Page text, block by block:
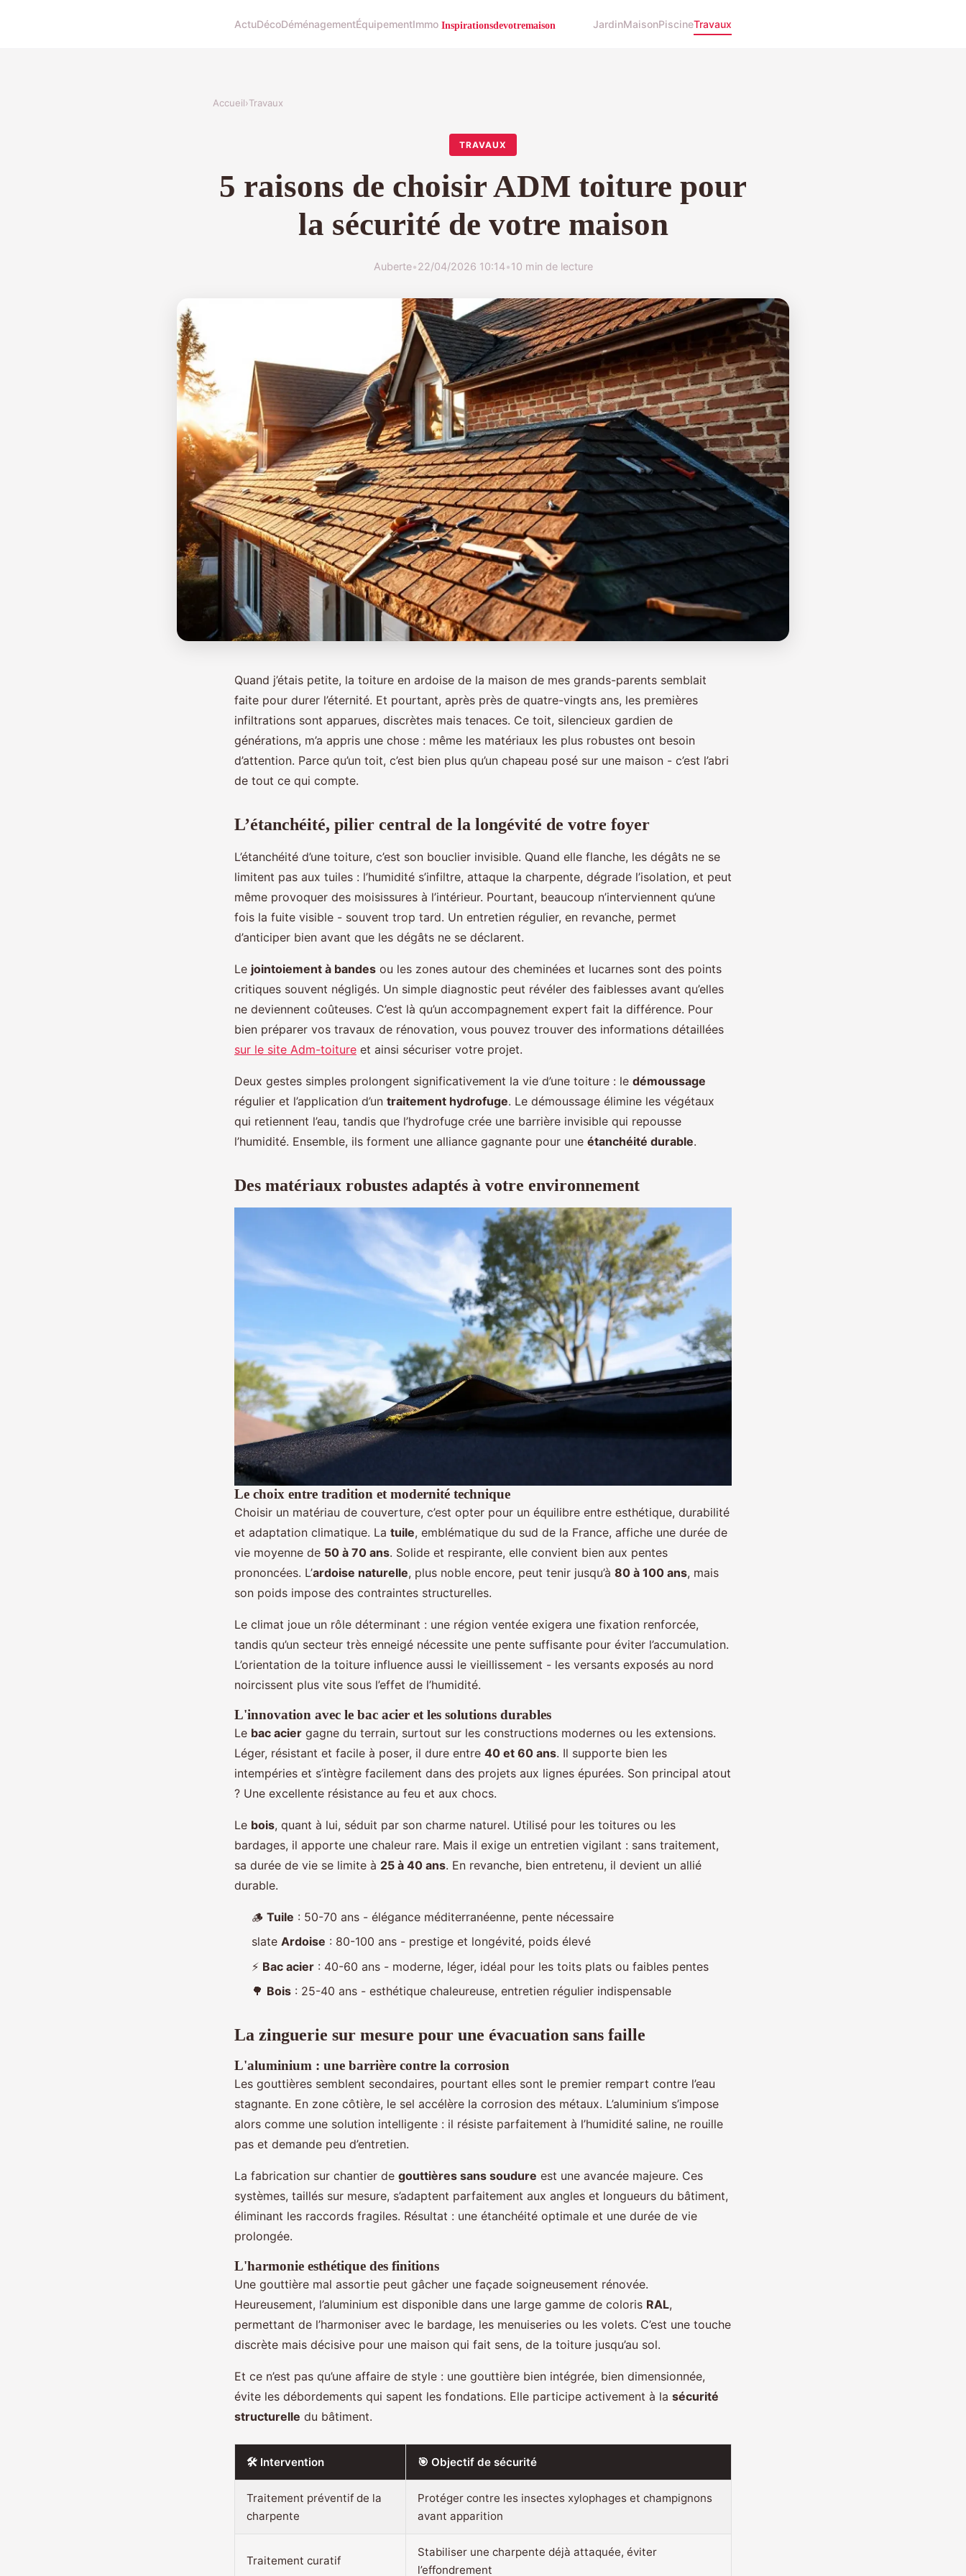
ActuDécoDéménagementÉquipementImmo JardinMaisonPiscineTravaux
Accueil›Travaux
TRAVAUX
5 raisons de choisir ADM toiture pour
la sécurité de votre maison
Auberte•22/04/2026 10:14•10 min de lecture
Quand j’étais petite, la toiture en ardoise de la maison de mes grands-parents semblait
faite pour durer l’éternité. Et pourtant, après près de quatre-vingts ans, les premières
infiltrations sont apparues, discrètes mais tenaces. Ce toit, silencieux gardien de
générations, m’a appris une chose : même les matériaux les plus robustes ont besoin
d’attention. Parce qu’un toit, c’est bien plus qu’un chapeau posé sur une maison - c’est l’abri
de tout ce qui compte.
L’étanchéité, pilier central de la longévité de votre foyer
L’étanchéité d’une toiture, c’est son bouclier invisible. Quand elle flanche, les dégâts ne se
limitent pas aux tuiles : l’humidité s’infiltre, attaque la charpente, dégrade l’isolation, et peut
même provoquer des moisissures à l’intérieur. Pourtant, beaucoup n’interviennent qu’une
fois la fuite visible - souvent trop tard. Un entretien régulier, en revanche, permet
d’anticiper bien avant que les dégâts ne se déclarent.
Le jointoiement à bandes ou les zones autour des cheminées et lucarnes sont des points
critiques souvent négligés. Un simple diagnostic peut révéler des faiblesses avant qu’elles
ne deviennent coûteuses. C’est là qu’un accompagnement expert fait la différence. Pour
bien préparer vos travaux de rénovation, vous pouvez trouver des informations détaillées
sur le site Adm-toiture et ainsi sécuriser votre projet.
Deux gestes simples prolongent significativement la vie d’une toiture : le démoussage
régulier et l’application d’un traitement hydrofuge. Le démoussage élimine les végétaux
qui retiennent l’eau, tandis que l’hydrofuge crée une barrière invisible qui repousse
l’humidité. Ensemble, ils forment une alliance gagnante pour une étanchéité durable.
Des matériaux robustes adaptés à votre environnement
Le choix entre tradition et modernité technique
Choisir un matériau de couverture, c’est opter pour un équilibre entre esthétique, durabilité
et adaptation climatique. La tuile, emblématique du sud de la France, affiche une durée de
vie moyenne de 50 à 70 ans. Solide et respirante, elle convient bien aux pentes
prononcées. L’ardoise naturelle, plus noble encore, peut tenir jusqu’à 80 à 100 ans, mais
son poids impose des contraintes structurelles.
Le climat joue un rôle déterminant : une région ventée exigera une fixation renforcée,
tandis qu’un secteur très enneigé nécessite une pente suffisante pour éviter l’accumulation.
L’orientation de la toiture influence aussi le vieillissement - les versants exposés au nord
noircissent plus vite sous l’effet de l’humidité.
L'innovation avec le bac acier et les solutions durables
Le bac acier gagne du terrain, surtout sur les constructions modernes ou les extensions.
Léger, résistant et facile à poser, il dure entre 40 et 60 ans. Il supporte bien les
intempéries et s’intègre facilement dans des projets aux lignes épurées. Son principal atout
? Une excellente résistance au feu et aux chocs.
Le bois, quant à lui, séduit par son charme naturel. Utilisé pour les toitures ou les
bardages, il apporte une chaleur rare. Mais il exige un entretien vigilant : sans traitement,
sa durée de vie se limite à 25 à 40 ans. En revanche, bien entretenu, il devient un allié
durable.
🪵 Tuile : 50-70 ans - élégance méditerranéenne, pente nécessaire
slate Ardoise : 80-100 ans - prestige et longévité, poids élevé
⚡ Bac acier : 40-60 ans - moderne, léger, idéal pour les toits plats ou faibles pentes
🌳 Bois : 25-40 ans - esthétique chaleureuse, entretien régulier indispensable
La zinguerie sur mesure pour une évacuation sans faille
L'aluminium : une barrière contre la corrosion
Les gouttières semblent secondaires, pourtant elles sont le premier rempart contre l’eau
stagnante. En zone côtière, le sel accélère la corrosion des métaux. L’aluminium s’impose
alors comme une solution intelligente : il résiste parfaitement à l’humidité saline, ne rouille
pas et demande peu d’entretien.
La fabrication sur chantier de gouttières sans soudure est une avancée majeure. Ces
systèmes, taillés sur mesure, s’adaptent parfaitement aux angles et longueurs du bâtiment,
éliminant les raccords fragiles. Résultat : une étanchéité optimale et une durée de vie
prolongée.
L'harmonie esthétique des finitions
Une gouttière mal assortie peut gâcher une façade soigneusement rénovée.
Heureusement, l’aluminium est disponible dans une large gamme de coloris RAL,
permettant de l’harmoniser avec le bardage, les menuiseries ou les volets. C’est une touche
discrète mais décisive pour une maison qui fait sens, de la toiture jusqu’au sol.
Et ce n’est pas qu’une affaire de style : une gouttière bien intégrée, bien dimensionnée,
évite les débordements qui sapent les fondations. Elle participe activement à la sécurité
structurelle du bâtiment.
🛠️ Intervention 🎯 Objectif de sécurité
Traitement préventif de la
charpente
Protéger contre les insectes xylophages et champignons
avant apparition
Traitement curatif
Stabiliser une charpente déjà attaquée, éviter
l’effondrement